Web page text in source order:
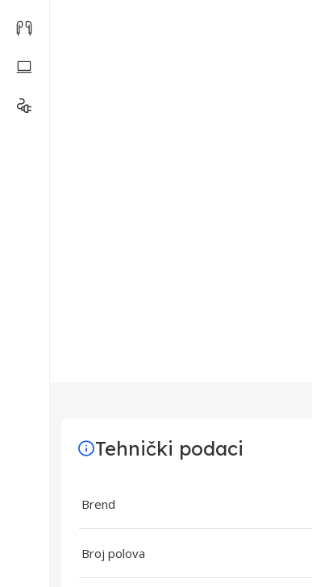
Tehnički podaci
Brend
Broj polova